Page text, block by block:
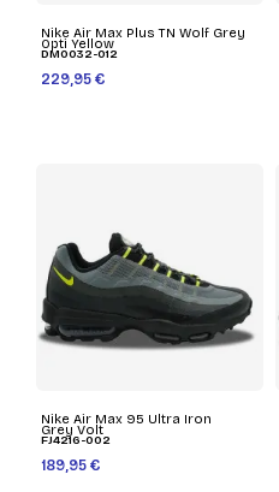
Nike Air Max Plus TN Wolf Grey
Opti Yellow
DM0032-012
229,95 €
Nike Air Max 95 Ultra Iron
Grey Volt
FJ4216-002
189,95 €